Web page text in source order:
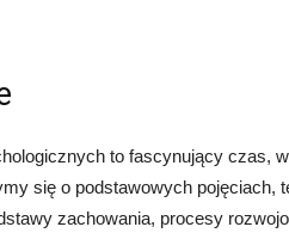
to fascynujący czas,
się o podstawowych pojęciach,
zachowania, procesy